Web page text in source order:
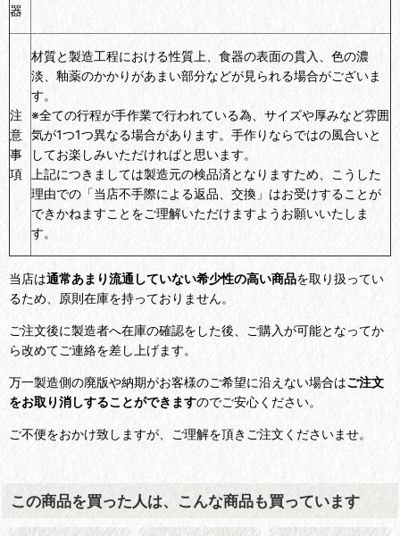
器
注
意
事
項
材質と製造工程における性質上、食器の表面の貫入、色の濃
淡、釉薬のかかりがあまい部分などが見られる場合がございま
す。
※全ての行程が手作業で行われている為、サイズや厚みなど雰囲
気が1つ1つ異なる場合があります。手作りならではの風合いと
してお楽しみいただければと思います。
上記につきましては製造元の検品済となりますため、こうした
理由での「当店不手際による返品、交換」はお受けすることが
できかねますことをご理解いただけますようお願いいたしま
す。
当店は通常あまり流通していない希少性の高い商品を取り扱ってい
るため、原則在庫を持っておりません。
ご注文後に製造者へ在庫の確認をした後、ご購入が可能となってか
ら改めてご連絡を差し上げます。
万一製造側の廃版や納期がお客様のご希望に沿えない場合はご注文
をお取り消しすることができますのでご安心ください。
ご不便をおかけ致しますが、ご理解を頂きご注文くださいませ。
この商品を買った人は、こんな商品も買っています